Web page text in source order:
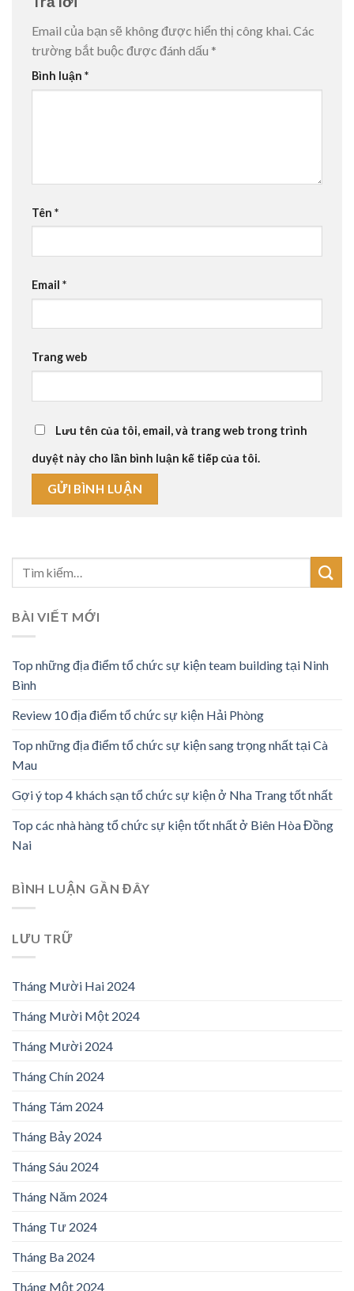
Email của bạn sẽ không được hiển thị công khai.Các
trường bắt buộc được đánh dấu *
Bình luận *
Tên *
Email *
Trang web
Lưu tên của tôi, email, và trang web trong trình
duyệt này cho lần bình luận kế tiếp của tôi.
BÀI VIẾT MỚI
Top những địa điểm tổ chức sự kiện team building tại Ninh
Bình
Review 10 địa điểm tổ chức sự kiện Hải Phòng
Top những địa điểm tổ chức sự kiện sang trọng nhất tại Cà
Mau
Gợi ý top 4 khách sạn tổ chức sự kiện ở Nha Trang tốt nhất
Top các nhà hàng tổ chức sự kiện tốt nhất ở Biên Hòa Đồng
Nai
BÌNH LUẬN GẦN ĐÂY
LƯU TRỮ
Tháng Mười Hai 2024
Tháng Mười Một 2024
Tháng Mười 2024
Tháng Chín 2024
Tháng Tám 2024
Tháng Bảy 2024
Tháng Sáu 2024
Tháng Năm 2024
Tháng Tư 2024
Tháng Ba 2024
Tháng Một 2024